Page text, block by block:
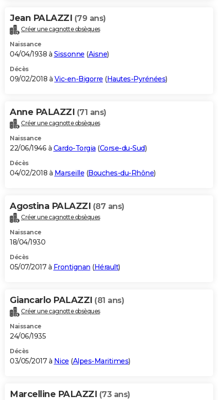
Jean PALAZZI (79 ans)
Créer une cagnotte obsèques
Naissance
04/04/1938 à Sissonne (Aisne)
Décès
09/02/2018 à Vic-en-Bigorre (Hautes-Pyrénées)
Anne PALAZZI (71 ans)
Créer une cagnotte obsèques
Naissance
22/06/1946 à Cardo-Torgia (Corse-du-Sud)
Décès
04/02/2018 à Marseille (Bouches-du-Rhône)
Agostina PALAZZI (87 ans)
Créer une cagnotte obsèques
Naissance
18/04/1930
Décès
05/07/2017 à Frontignan (Hérault)
Giancarlo PALAZZI (81 ans)
Créer une cagnotte obsèques
Naissance
24/06/1935
Décès
03/05/2017 à Nice (Alpes-Maritimes)
Marcelline PALAZZI (73 ans)